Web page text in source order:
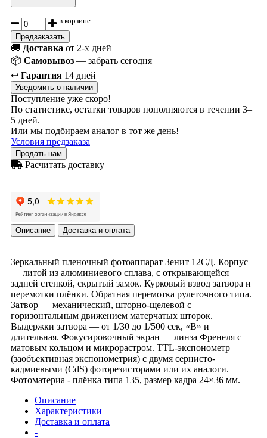
в корзине:
Предзаказать
🚚 Доставка от 2-х дней
📦 Самовывоз — забрать сегодня
↩️ Гарантия 14 дней
Уведомить о наличии
Поступление уже скоро!
По статистике, остатки товаров пополняются в течении 3–
5 дней.
Или мы подбираем аналог в тот же день!
Условия предзаказа
Продать нам
Расчитать доставку
Описание Доставка и оплата
Зеркальный пленочный фотоаппарат Зенит 12СД. Корпус
— литой из алюминиевого сплава, с открывающейся
задней стенкой, скрытый замок. Курковый взвод затвора и
перемотки плёнки. Обратная перемотка рулеточного типа.
Затвор — механический, шторно-щелевой с
горизонтальным движением матерчатых шторок.
Выдержки затвора — от 1/30 до 1/500 сек, «B» и
длительная. Фокусировочный экран — линза Френеля с
матовым кольцом и микрорастром. TTL-экспонометр
(заобъективная экспонометрия) с двумя сернисто-
кадмиевыми (CdS) фоторезисторами или их аналоги.
Фотоматериа - плёнка типа 135, размер кадра 24×36 мм.
Описание
Характеристики
Доставка и оплата
-